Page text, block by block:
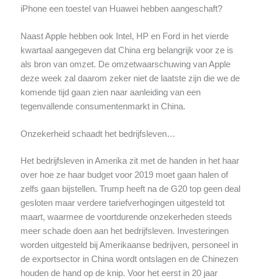
iPhone een toestel van Huawei hebben aangeschaft?
Naast Apple hebben ook Intel, HP en Ford in het vierde
kwartaal aangegeven dat China erg belangrijk voor ze is
als bron van omzet. De omzetwaarschuwing van Apple
deze week zal daarom zeker niet de laatste zijn die we de
komende tijd gaan zien naar aanleiding van een
tegenvallende consumentenmarkt in China.
Onzekerheid schaadt het bedrijfsleven…
Het bedrijfsleven in Amerika zit met de handen in het haar
over hoe ze haar budget voor 2019 moet gaan halen of
zelfs gaan bijstellen. Trump heeft na de G20 top geen deal
gesloten maar verdere tariefverhogingen uitgesteld tot
maart, waarmee de voortdurende onzekerheden steeds
meer schade doen aan het bedrijfsleven. Investeringen
worden uitgesteld bij Amerikaanse bedrijven, personeel in
de exportsector in China wordt ontslagen en de Chinezen
houden de hand op de knip. Voor het eerst in 20 jaar